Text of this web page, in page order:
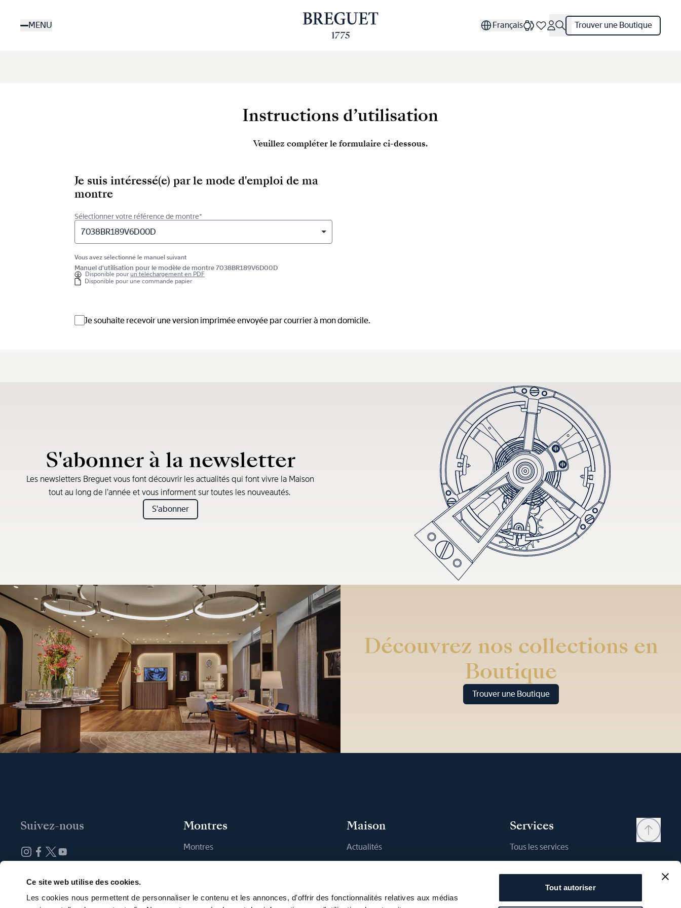
Ce site web utilise des cookies.
Les cookies nous permettent de personnaliser le contenu et les annonces, d'offrir des fonctionnalités relatives aux médias
Tout autoriser
MENU Français Trouver une Boutique
Instructions d’utilisation
Veuillez compléter le formulaire ci-dessous.
Je suis intéressé(e) par le mode d'emploi de ma
montre
Sélectionner votre référence de montre*
7038BR189V6D00D
Vous avez sélectionné le manuel suivant
Manuel d'utilisation pour le modèle de montre 7038BR189V6D00D
Disponible pourun téléchargement en PDF
Disponible pour une commande papier
Je souhaite recevoir une version imprimée envoyée par courrier à mon domicile.
S'abonner à la newsletter
Les newsletters Breguet vous font découvrir les actualités qui font vivre la Maison
tout au long de l’année et vous informent sur toutes les nouveautés.
S'abonner
Découvrez nos collections en
Boutique
Trouver une Boutique
Suivez-nous Montres
Montres
Nouvelles montres
Maison
Actualités
Artisanat
Durabilité
Services
Tous les services
Contact